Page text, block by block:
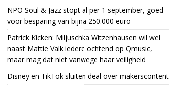
NPO Soul & Jazz stopt al per 1 september, goed
voor besparing van bijna 250.000 euro
Patrick Kicken: Miljuschka Witzenhausen wil wel
naast Mattie Valk iedere ochtend op Qmusic,
maar mag dat niet vanwege haar veiligheid
Disney en TikTok sluiten deal over makerscontent